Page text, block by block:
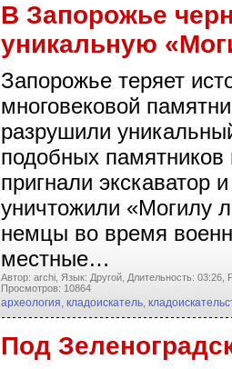
В Запорожье
уникальную
Запорожье теряет
многовековой
разрушили
подобных памятников
пригнали экскаватор
уничтожили «Могилу
немцы во время
местные…
Автор: archi, Язык: Другой, Длительность: 03:26,
Просмотров: 10864
археология, кладоискатель,
Под